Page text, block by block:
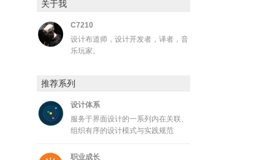
关于我
C7210
设计布道师，设计开发者，译者，音
乐玩家。
推荐系列
设计体系
服务于界面设计的一系列内在关联、
组织有序的设计模式与实践规范
职业成长